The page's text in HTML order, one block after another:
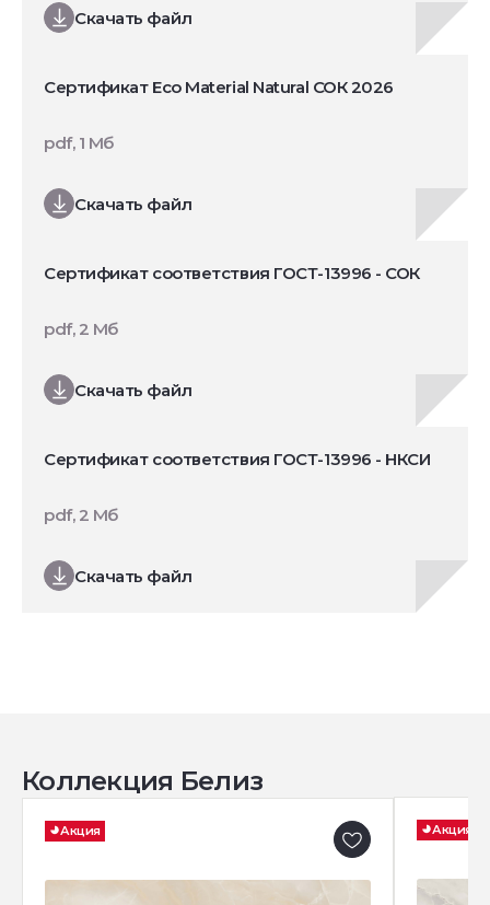
Скачать файл
Сертификат Eco Material Natural СОК 2026
Скачать файл
pdf, 1 Мб
Сертификат соответствия ГОСТ-13996 - СОК
Скачать файл
pdf, 2 Мб
Сертификат соответствия ГОСТ-13996 - НКСИ
Скачать файл
pdf, 2 Мб
Коллекция Белиз
Акция Акция